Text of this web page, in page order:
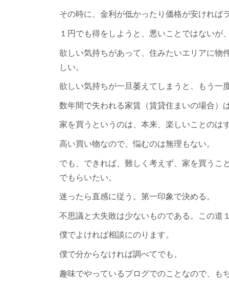
その時に、金利が低かったり価格が安ければ
１円でも得をしようと、悪いことではないが
欲しい気持ちがあって、住みたいエリアに物
しい。
欲しい気持ちが一旦萎えてしまうと、もう一
数年間で失われる家賃（賃貸住まいの場合）
家を買うというのは、本来、楽しいことのはず
高い買い物なので、悩むのは無理もない。
でも、できれば、難しく考えず、家を買うこ
でもらいたい。
迷ったら直感に従う。第一印象で決める。
不思議と大失敗は少ないものである。この道
僕でよければ相談にのります。
僕で分からなければ調べてでも。
趣味でやっているブログでのことなので、も